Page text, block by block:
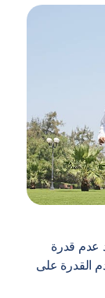
عدم قدرة
القدرة على